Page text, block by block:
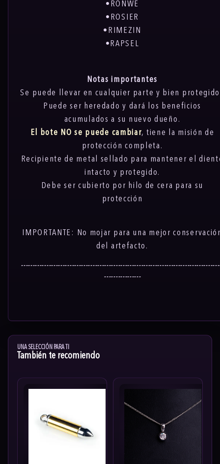
•RONWE
•ROSIER
•RIMEZIN
•RAPSEL
Notas importantes
Se puede llevar en cualquier parte y bien
Puede ser heredado y dará los beneficios
acumulados a su nuevo dueño.
El bote NO se puede cambiar, tiene la misión de
protección completa.
Recipiente de metal sellado para mantener el
intacto y protegido.
Debe ser cubierto por hilo de cera para su
protección
IMPORTANTE: No mojar para una mejor
del artefacto.
----------------
UNA SELECCIÓN PARA TI
También te recomiendo